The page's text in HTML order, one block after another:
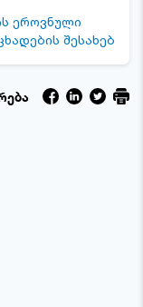
ეროვნული
შესახებ